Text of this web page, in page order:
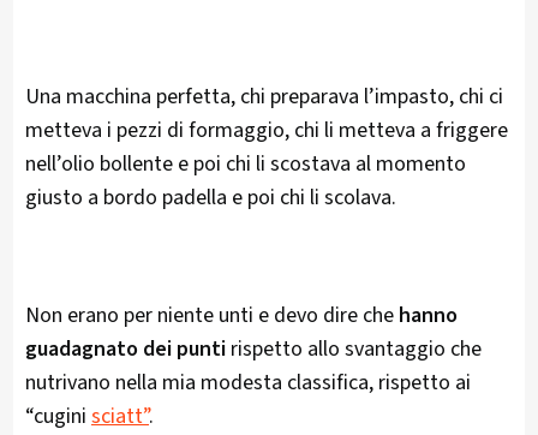
Una macchina perfetta, chi preparava l’impasto, chi ci
metteva i pezzi di formaggio, chi li metteva a friggere
nell’olio bollente e poi chi li scostava al momento
giusto a bordo padella e poi chi li scolava.
Non erano per niente unti e devo dire che hanno
guadagnato dei punti rispetto allo svantaggio che
nutrivano nella mia modesta classifica, rispetto ai
“cugini sciatt”.